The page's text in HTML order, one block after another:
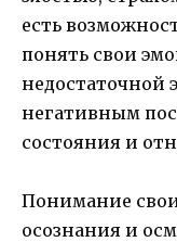
есть
понять свои
недостаточной
негативным
состояния и
Понимание
осознания и